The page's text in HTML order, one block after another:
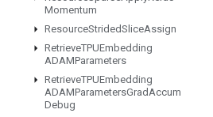
Momentum
ResourceStridedSliceAssign
RetrieveTPUEmbedding
ADAMParameters
RetrieveTPUEmbedding
ADAMParametersGradAccum
Debug